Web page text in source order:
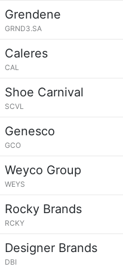
Grendene
GRND3.SA
Caleres
CAL
Shoe Carnival
SCVL
Genesco
GCO
Weyco Group
WEYS
Rocky Brands
RCKY
Designer Brands
DBI